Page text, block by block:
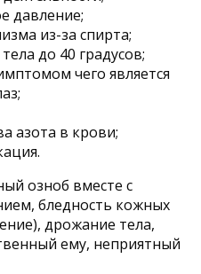
давление;
из-за спирта;
до 40 градусов;
чего является
азота в крови;
озноб вместе с
бледность кожных
дрожание тела,
ему, неприятный